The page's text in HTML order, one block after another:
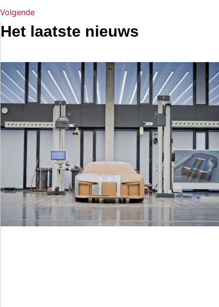
Volgende
Het laatste nieuws